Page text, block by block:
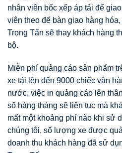
nhân viên bốc xếp áp tải để
viên theo để bàn giao hàng
Trọng Tấn sẽ thay khách hàng
bộ.
Miễn phí quảng cáo sản phẩm
xe tải lên đến 9000 chiếc vận
nước, việc in quảng cáo lên
số hàng tháng sẽ liên tục mà
mất một khoảng phí nào khi sử
chúng tôi, số lượng xe được
doanh thu khách hàng đã sử